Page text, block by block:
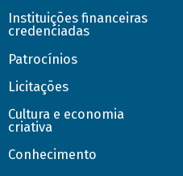
Instituições financeiras
credenciadas
Patrocínios
Licitações
Cultura e economia
criativa
Conhecimento